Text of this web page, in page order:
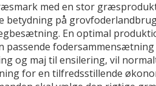
med en stor
betydning på
En optimal
passende
og maj til ensilering, vil
for en tilfredsstillende